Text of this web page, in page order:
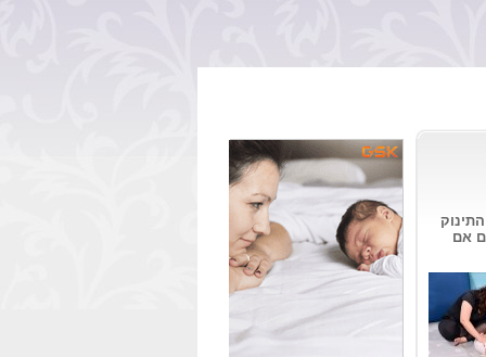
אם